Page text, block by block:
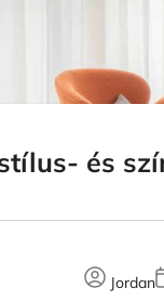
és
Jordan